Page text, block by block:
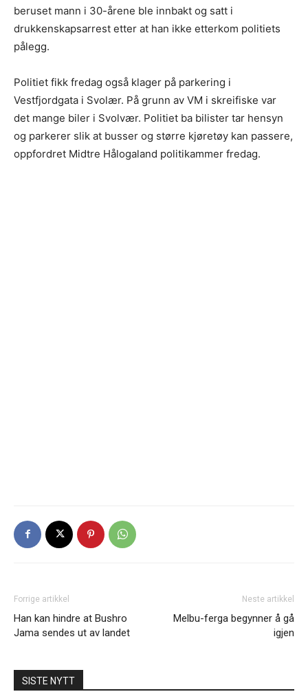
beruset mann i 30-årene ble innbakt og satt i
drukkenskapsarrest etter at han ikke etterkom politiets
pålegg.
Politiet fikk fredag også klager på parkering i
Vestfjordgata i Svolær. På grunn av VM i skreifiske var
det mange biler i Svolvær. Politiet ba bilister tar hensyn
og parkerer slik at busser og større kjøretøy kan passere,
oppfordret Midtre Hålogaland politikammer fredag.
Forrige artikkel
Han kan hindre at Bushro
Jama sendes ut av landet
Neste artikkel
Melbu-ferga begynner å gå
igjen
SISTE NYTT